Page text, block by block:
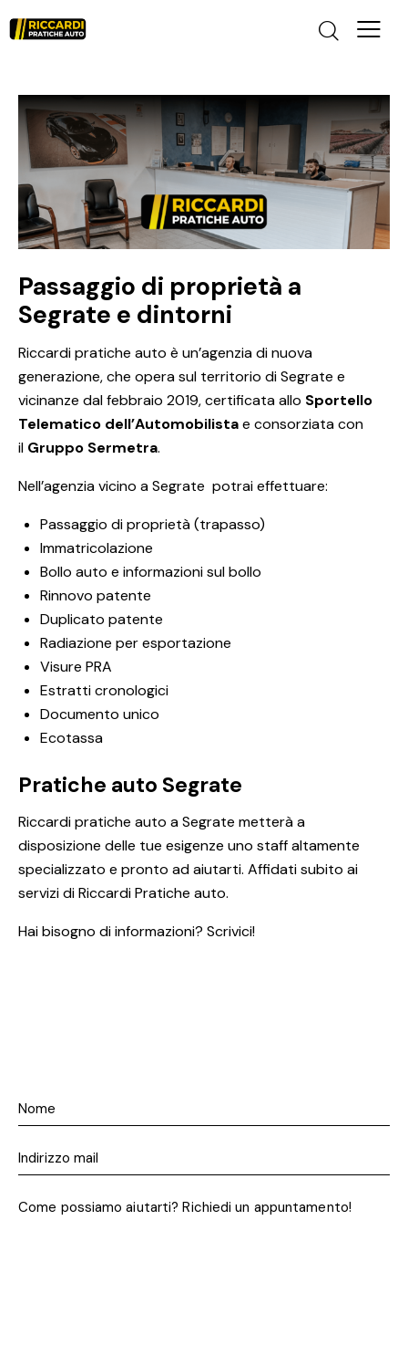
Passaggio di proprietà a
Segrate e dintorni
Riccardi pratiche auto è un’agenzia di nuova
generazione, che opera sul territorio di Segrate e
vicinanze dal febbraio 2019, certificata allo Sportello
Telematico dell’Automobilistae consorziata con
il Gruppo Sermetra.
Nell’agenzia vicino a Segrate potrai effettuare:
Passaggio di proprietà (trapasso)
Immatricolazione
Bollo auto e informazioni sul bollo
Rinnovo patente
Duplicato patente
Radiazione per esportazione
Visure PRA
Estratti cronologici
Documento unico
Ecotassa
Pratiche auto Segrate
Riccardi pratiche auto a Segrate metterà a
disposizione delle tue esigenze uno staff altamente
specializzato e pronto ad aiutarti. Affidati subito ai
servizi di Riccardi Pratiche auto.
Hai bisogno di informazioni? Scrivici!